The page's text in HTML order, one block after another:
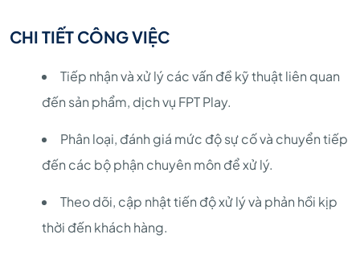
CHI TIẾT CÔNG VIỆC
Tiếp nhận và xử lý các vấn đề kỹ thuật liên quan
đến sản phẩm, dịch vụ FPT Play.
Phân loại, đánh giá mức độ sự cố và chuyển tiếp
đến các bộ phận chuyên môn để xử lý.
Theo dõi, cập nhật tiến độ xử lý và phản hồi kịp
thời đến khách hàng.